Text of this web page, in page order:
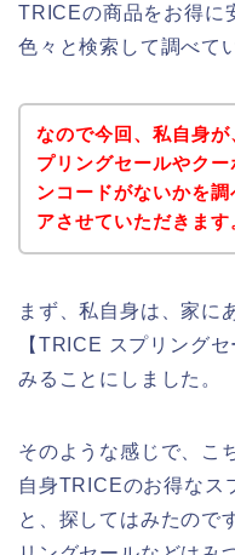
TRICEの商品をお得に
色々と検索して調べて
なので今回、私自身
プリングセールやク
ンコードがないかを
アさせていただきます
まず、私自身は、家に
【TRICE スプリング
みることにしました。
そのような感じで、こ
自身TRICEのお得なス
と、探してはみたので